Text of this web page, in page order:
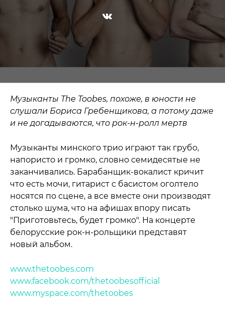
Музыканты The Toobes, похоже, в юности не
слушали Бориса Гребенщикова, а потому даже
и не догадываются, что рок-н-ролл мертв
Музыканты минского трио играют так грубо,
напористо и громко, словно семидесятые не
заканчивались. Барабанщик-вокалист кричит
что есть мочи, гитарист с басистом оголтело
носятся по сцене, а все вместе они производят
столько шума, что на афишах впору писать
"Приготовьтесь, будет громко". На концерте
белорусские рок-н-рольщики представят
новый альбом.
www.thetoobes.com
www.facebook.com/thetoobesofficial
www.myspace.com/thetoobes